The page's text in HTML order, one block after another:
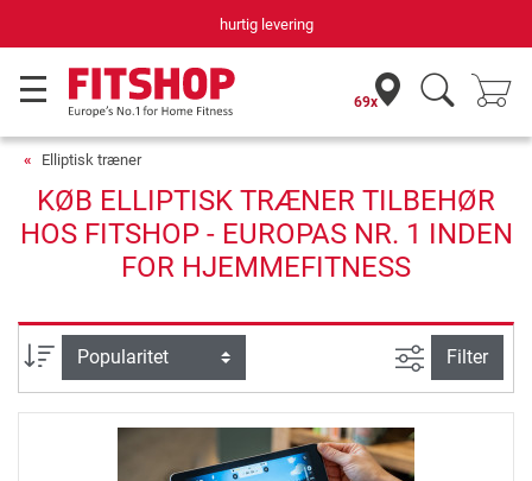
hurtig levering
69x
Elliptisk træner
KØB ELLIPTISK TRÆNER TILBEHØR
HOS FITSHOP - EUROPAS NR. 1 INDEN
FOR HJEMMEFITNESS
sortering Avanceret
Filter